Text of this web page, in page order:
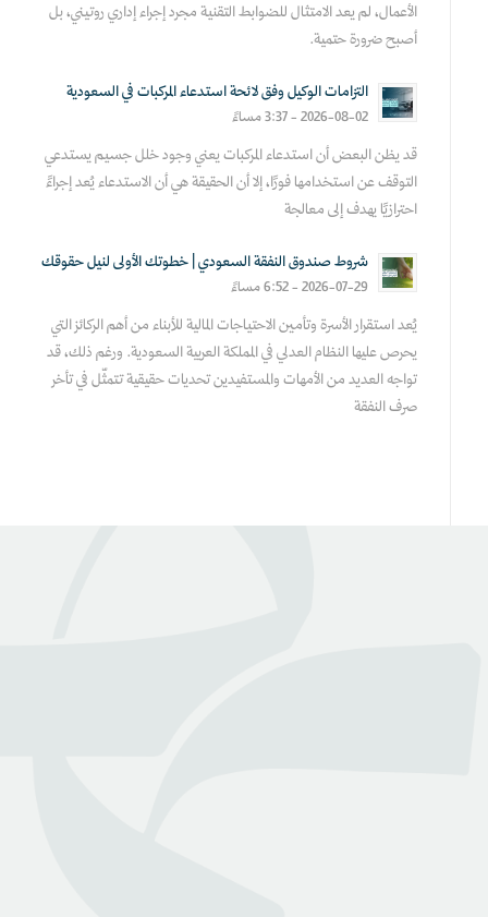
الأعمال، لم يعد الامتثال للضوابط التقنية مجرد إجراء إداري روتيني، بل
أصبح ضرورة حتمية.
التزامات الوكيل وفق لائحة استدعاء المركبات في السعودية
2026-08-02 - 3:37 مساءً
قد يظن البعض أن استدعاء المركبات يعني وجود خلل جسيم يستدعي
التوقف عن استخدامها فورًا، إلا أن الحقيقة هي أن الاستدعاء يُعد إجراءً
احترازيًا يهدف إلى معالجة
شروط صندوق النفقة السعودي | خطوتك الأولى لنيل حقوقك
2026-07-29 - 6:52 مساءً
يُعد استقرار الأسرة وتأمين الاحتياجات المالية للأبناء من أهم الركائز التي
يحرص عليها النظام العدلي في المملكة العربية السعودية. ورغم ذلك، قد
تواجه العديد من الأمهات والمستفيدين تحديات حقيقية تتمثّل في تأخر
صرف النفقة